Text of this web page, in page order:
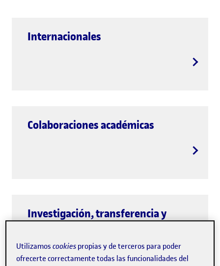
Internacionales
Colaboraciones académicas
Investigación, transferencia y
Utilizamoscookies propias y de terceros para poder
ofrecerte correctamente todas las funcionalidades del